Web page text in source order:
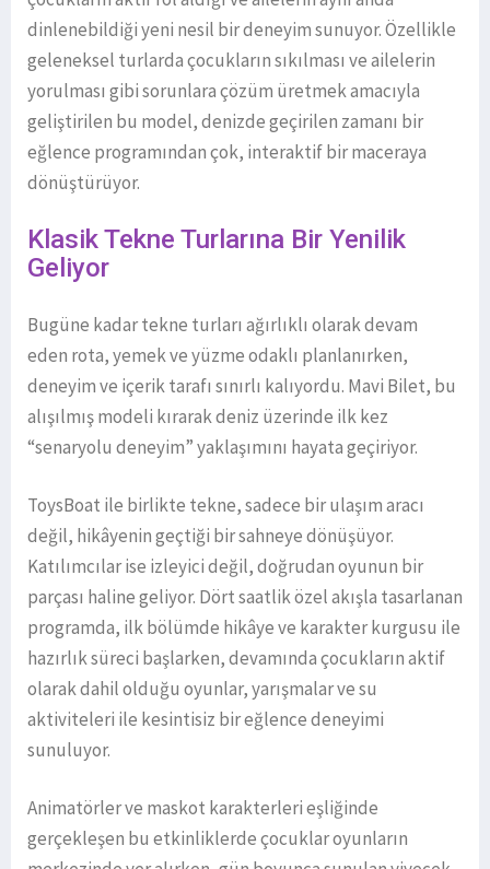
dinlenebildiği yeni nesil bir deneyim sunuyor. Özellikle
geleneksel turlarda çocukların sıkılması ve ailelerin
yorulması gibi sorunlara çözüm üretmek amacıyla
geliştirilen bu model, denizde geçirilen zamanı bir
eğlence programından çok, interaktif bir maceraya
dönüştürüyor.
Klasik Tekne Turlarına Bir Yenilik
Geliyor
Bugüne kadar tekne turları ağırlıklı olarak devam
eden rota, yemek ve yüzme odaklı planlanırken,
deneyim ve içerik tarafı sınırlı kalıyordu. Mavi Bilet, bu
alışılmış modeli kırarak deniz üzerinde ilk kez
“senaryolu deneyim” yaklaşımını hayata geçiriyor.
ToysBoat ile birlikte tekne, sadece bir ulaşım aracı
değil, hikâyenin geçtiği bir sahneye dönüşüyor.
Katılımcılar ise izleyici değil, doğrudan oyunun bir
parçası haline geliyor. Dört saatlik özel akışla tasarlanan
programda, ilk bölümde hikâye ve karakter kurgusu ile
hazırlık süreci başlarken, devamında çocukların aktif
olarak dahil olduğu oyunlar, yarışmalar ve su
aktiviteleri ile kesintisiz bir eğlence deneyimi
sunuluyor.
Animatörler ve maskot karakterleri eşliğinde
gerçekleşen bu etkinliklerde çocuklar oyunların